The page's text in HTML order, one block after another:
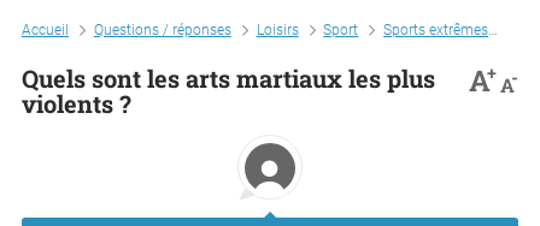
Accueil Questions / réponses Loisirs Sport Sports extrêmes
Quels sont les arts martiaux les plus
violents ?
A+A-